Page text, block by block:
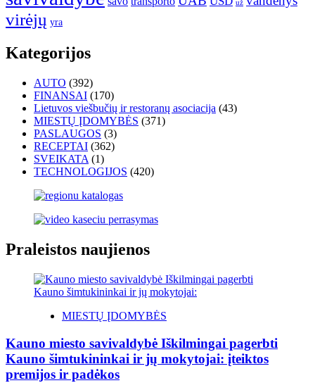
už
virėjų yra
Kategorijos
AUTO (392)
FINANSAI (170)
Lietuvos viešbučių ir restoranų asociacija (43)
MIESTŲ ĮDOMYBĖS (371)
PASLAUGOS (3)
RECEPTAI (362)
SVEIKATA (1)
TECHNOLOGIJOS (420)
Praleistos naujienos
MIESTŲ ĮDOMYBĖS
Kauno miesto savivaldybė Iškilmingai pagerbti
Kauno šimtukininkai ir jų mokytojai: įteiktos
premijos ir padėkos